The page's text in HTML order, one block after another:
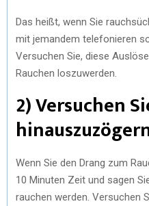
Das heißt, wenn Sie
mit jemandem telefonieren
Versuchen Sie, diese
Rauchen loszuwerden.
2) Versuchen
Wenn Sie den Drang zum
10 Minuten Zeit und sagen
rauchen werden. Versuchen